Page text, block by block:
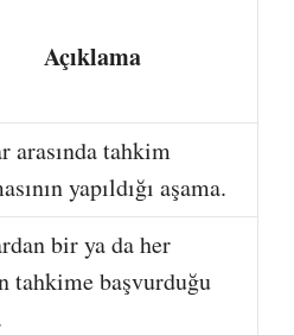
Açıklama
arasında tahkim
yapıldığı aşama.
bir ya da her
tahkime başvurduğu